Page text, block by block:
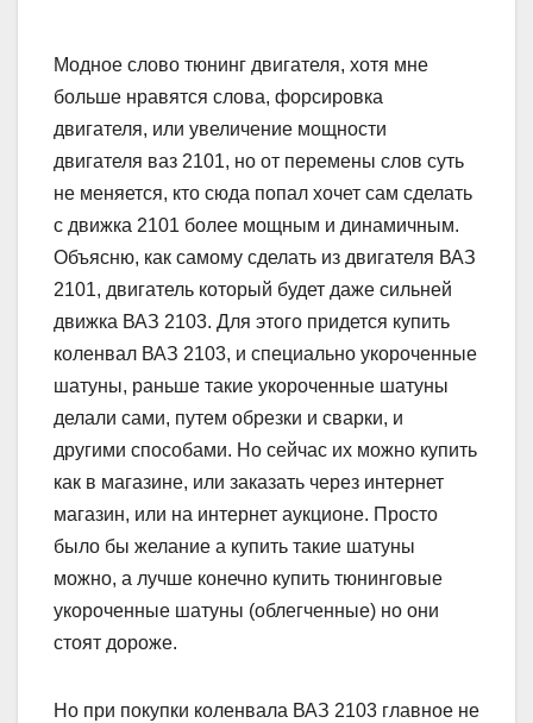
Модное слово тюнинг двигателя, хотя мне
больше нравятся слова, форсировка
двигателя, или увеличение мощности
двигателя ваз 2101, но от перемены слов суть
не меняется, кто сюда попал хочет сам сделать
с движка 2101 более мощным и динамичным.
Объясню, как самому сделать из двигателя ВАЗ
2101, двигатель который будет даже сильней
движка ВАЗ 2103. Для этого придется купить
коленвал ВАЗ 2103, и специально укороченные
шатуны, раньше такие укороченные шатуны
делали сами, путем обрезки и сварки, и
другими способами. Но сейчас их можно купить
как в магазине, или заказать через интернет
магазин, или на интернет аукционе. Просто
было бы желание а купить такие шатуны
можно, а лучше конечно купить тюнинговые
укороченные шатуны (облегченные) но они
стоят дороже.
Но при покупки коленвала ВАЗ 2103 главное не